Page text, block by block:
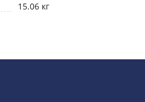
15.06 кг